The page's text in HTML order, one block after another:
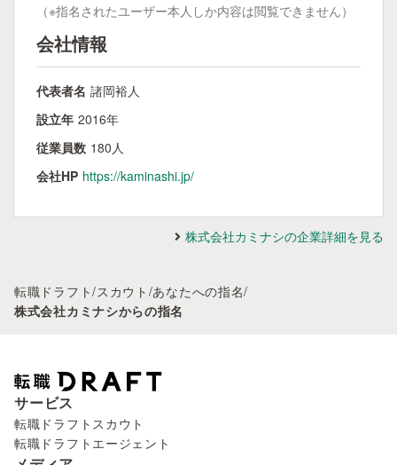
（※指名されたユーザー本人しか内容は閲覧できません）
会社情報
代表者名 諸岡裕人
設立年 2016年
従業員数 180人
会社HP https://kaminashi.jp/
株式会社カミナシの企業詳細を見る
転職ドラフト/スカウト /あなたへの指名/
株式会社カミナシからの指名
サービス
転職ドラフトスカウト
転職ドラフトエージェント